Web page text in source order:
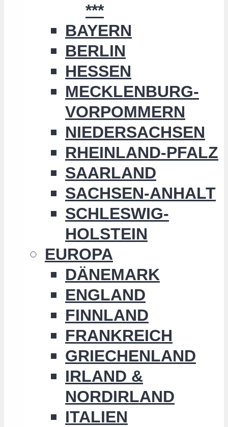
***
BAYERN
BERLIN
HESSEN
MECKLENBURG-
VORPOMMERN
NIEDERSACHSEN
RHEINLAND-PFALZ
SAARLAND
SACHSEN-ANHALT
SCHLESWIG-
HOLSTEIN
EUROPA
DÄNEMARK
ENGLAND
FINNLAND
FRANKREICH
GRIECHENLAND
IRLAND &
NORDIRLAND
ITALIEN